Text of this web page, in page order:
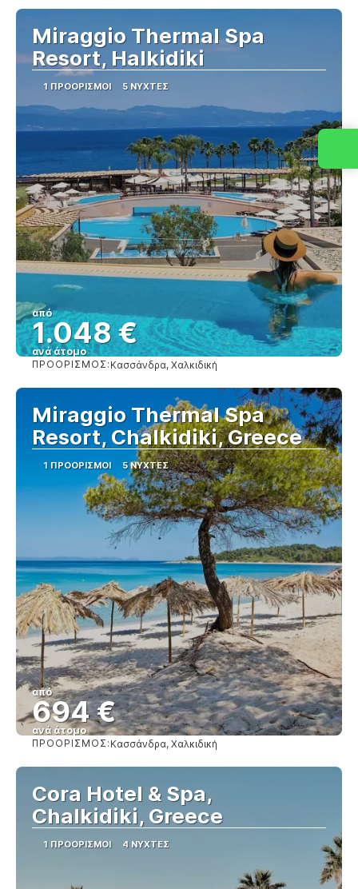
Miraggio Thermal Spa
Resort, Halkidiki
1 ΠΡΟΟΡΙΣΜΟΊ 5 ΝΎΧΤΕΣ
από
1.048 €
ανά άτομο
Βλέπω
ΠΡΟΟΡΙΣΜΌΣ: Κασσάνδρα, Χαλκιδική
Miraggio Thermal Spa
Resort, Chalkidiki, Greece
1 ΠΡΟΟΡΙΣΜΟΊ 5 ΝΎΧΤΕΣ
από
694 €
ανά άτομο
Βλέπω
ΠΡΟΟΡΙΣΜΌΣ: Κασσάνδρα, Χαλκιδική
Cora Hotel & Spa,
Chalkidiki, Greece
1 ΠΡΟΟΡΙΣΜΟΊ 4 ΝΎΧΤΕΣ